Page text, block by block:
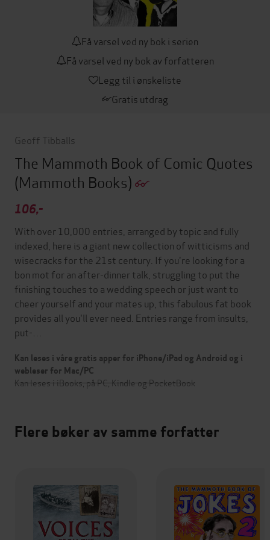
Få varsel ved ny bok i serien
Få varsel ved ny bok av forfatteren
Legg til i ønskeliste
Gratis utdrag
Geoff Tibballs
The Mammoth Book of Comic Quotes
(Mammoth Books)
106,-
With over 10,000 entries, arranged by topic and fully
indexed, here is a giant new collection of witticisms and
wisecracks for the 21st century. If you're looking for a
bon mot for an after-dinner talk, struggling to put the
finishing touches to a wedding speech or just want to
cheer yourself and your mates up, this fabulous fat book
provides all you'll ever need. Entries range from insults,
put-…
Kan leses i våre gratis apper for iPhone/iPad og Android og i
webleser for Mac/PC
Kan leses i iBooks, på PC, Kindle og PocketBook
Flere bøker av samme forfatter